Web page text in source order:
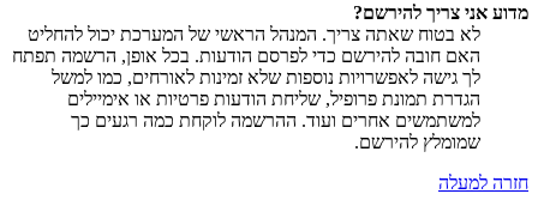
מדוע אני צריך להירשם?
לא בטוח שאתה צריך. המנהל הראשי של המערכת יכול להחליט
האם חובה להירשם כדי לפרסם הודעות. בכל אופן, הרשמה תפתח
לך גישה לאפשרויות נוספות שלא זמינות לאורחים, כמו למשל
הגדרת תמונת פרופיל, שליחת הודעות פרטיות או אימיילים
למשתמשים אחרים ועוד. ההרשמה לוקחת כמה רגעים כך
שמומלץ להירשם.
חזרה למעלה